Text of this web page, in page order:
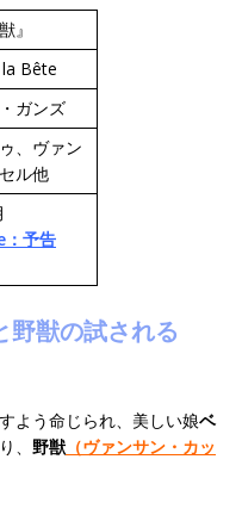
』
Bête
ガンズ
、ヴァン
ル他
：予告
野獣の試される
よう命じられ、美しい娘ベ
、 野獣 （ヴァンサン・カッ